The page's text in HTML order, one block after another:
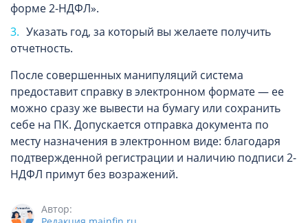
форме 2-НДФЛ».
Указать год, за который вы желаете получить
отчетность.
После совершенных манипуляций система
предоставит справку в электронном формате — ее
можно сразу же вывести на бумагу или сохранить
себе на ПК. Допускается отправка документа по
месту назначения в электронном виде: благодаря
подтвержденной регистрации и наличию подписи 2-
НДФЛ примут без возражений.
Автор: